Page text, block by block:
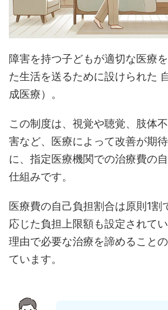
障害を持つ子どもが適切な医療
た生活を送るために設けられた
成医療）。
この制度は、視覚や聴覚、肢体
害など、医療によって改善が期
に、指定医療機関での治療費の
仕組みです。
医療費の自己負担割合は原則1割
応じた負担上限額も設定されて
理由で必要な治療を諦めること
ています。